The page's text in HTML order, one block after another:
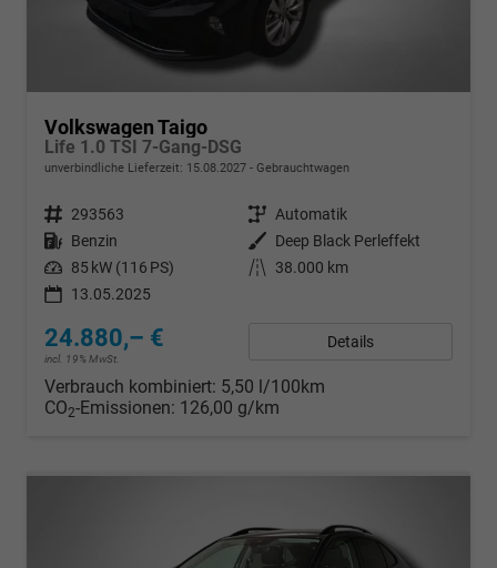
Volkswagen Taigo
Life 1.0 TSI 7-Gang-DSG
unverbindliche Lieferzeit: 15.08.2027 Gebrauchtwagen
Fahrzeugnr. 293563 Getriebe Automatik
Kraftstoff Benzin Außenfarbe
Deep Black Perleffekt
Leistung 85 kW (116 PS) Kilometerstand
38.000 km
13.05.2025
24.880,– €
incl. 19% MwSt.
Details
Verbrauch kombiniert: 5,50 l/100km
CO2-Emissionen: 126,00 g/km